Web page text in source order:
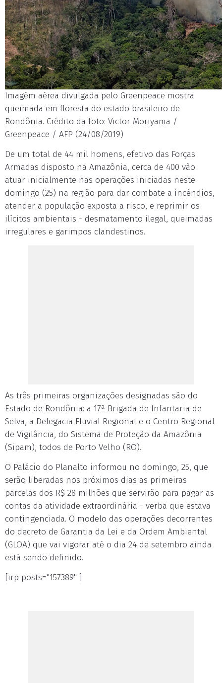
Imagém aérea divulgada pelo Greenpeace mostra
queimada em floresta do estado brasileiro de
Rondônia. Crédito da foto: Victor Moriyama /
Greenpeace / AFP (24/08/2019)
De um total de 44 mil homens, efetivo das Forças
Armadas disposto na Amazônia, cerca de 400 vão
atuar inicialmente nas operações iniciadas neste
domingo (25) na região para dar combate a incêndios,
atender a população exposta a risco, e reprimir os
ilícitos ambientais - desmatamento ilegal, queimadas
irregulares e garimpos clandestinos.
As três primeiras organizações designadas são do
Estado de Rondônia: a 17ª Brigada de Infantaria de
Selva, a Delegacia Fluvial Regional e o Centro Regional
de Vigilância, do Sistema de Proteção da Amazônia
(Sipam), todos de Porto Velho (RO).
O Palácio do Planalto informou no domingo, 25, que
serão liberadas nos próximos dias as primeiras
parcelas dos R$ 28 milhões que servirão para pagar as
contas da atividade extraordinária - verba que estava
contingenciada. O modelo das operações decorrentes
do decreto de Garantia da Lei e da Ordem Ambiental
(GLOA) que vai vigorar até o dia 24 de setembro ainda
está sendo definido.
[irp posts="157389" ]